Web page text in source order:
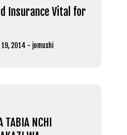
Insurance Vital for
2014 - jomushi
TABIA NCHI